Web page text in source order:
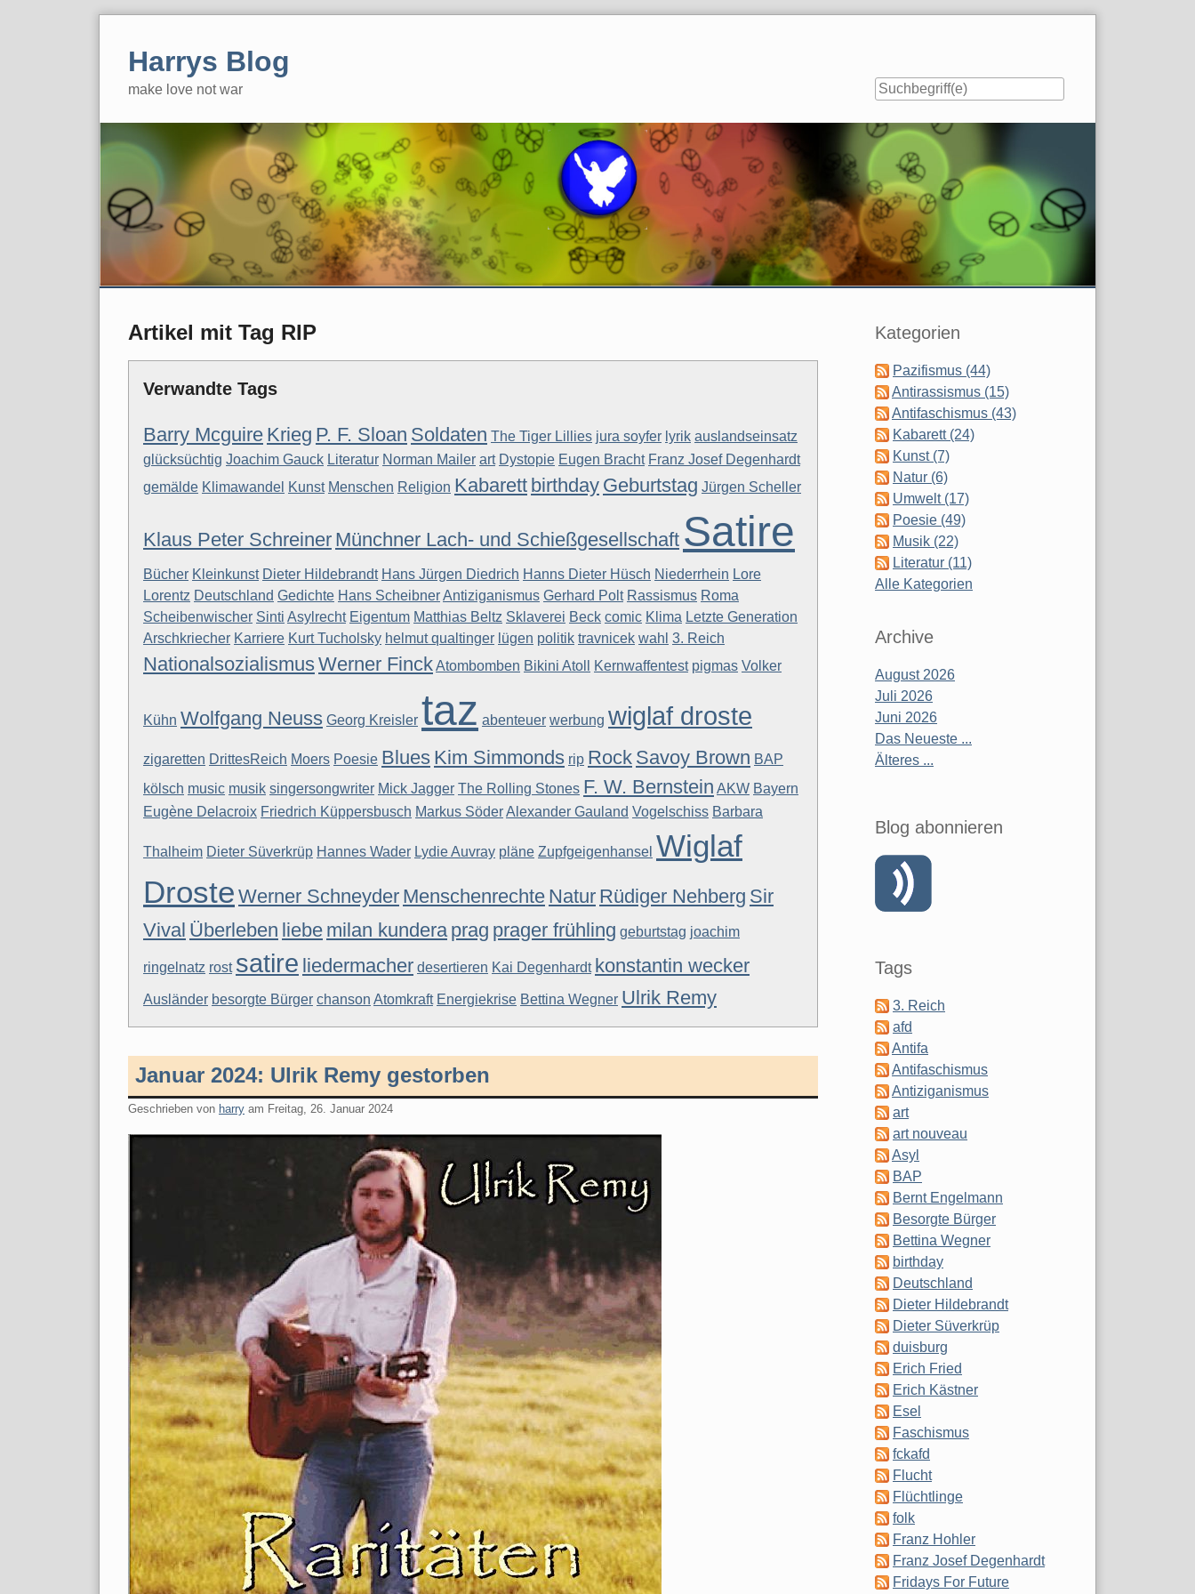
Harrys Blog
make love not war
Artikel mit Tag RIP
Verwandte Tags
Barry Mcguire Krieg P. F. Sloan Soldaten The Tiger Lillies jura soyfer lyrik auslandseinsatz
glücksüchtig Joachim Gauck Literatur Norman Mailer art Dystopie Eugen Bracht Franz Josef Degenhardt
gemälde Klimawandel Kunst Menschen Religion Kabarett birthday Geburtstag Jürgen Scheller
Klaus Peter Schreiner Münchner Lach- und Schießgesellschaft Satire
Bücher Kleinkunst Dieter Hildebrandt Hans Jürgen Diedrich Hanns Dieter Hüsch Niederrhein Lore
Lorentz Deutschland Gedichte Hans ScheibnerAntiziganismus Gerhard Polt Rassismus Roma
Scheibenwischer Sinti Asylrecht Eigentum Matthias Beltz Sklaverei Beck comic Klima Letzte Generation
Arschkriecher Karriere Kurt Tucholsky helmut qualtinger lügen politik travnicek wahl 3. Reich
NationalsozialismusWerner FinckAtombomben Bikini Atoll Kernwaffentest pigmas Volker
Kühn Wolfgang Neuss Georg Kreisler taz abenteuer werbung wiglaf droste
zigaretten DrittesReich Moers Poesie Blues Kim Simmonds rip Rock Savoy Brown BAP
kölsch music musik singersongwriter Mick Jagger The Rolling Stones F. W. Bernstein AKW Bayern
Eugène Delacroix Friedrich Küppersbusch Markus SöderAlexander Gauland Vogelschiss Barbara
Thalheim Dieter Süverkrüp Hannes Wader Lydie Auvray pläne Zupfgeigenhansel Wiglaf
Droste Werner Schneyder Menschenrechte Natur Rüdiger Nehberg Sir
Vival Überleben liebe milan kundera prag prager frühling geburtstag joachim
ringelnatz rost satire liedermacher desertieren Kai Degenhardt konstantin wecker
Ausländer besorgte Bürger chanson Atomkraft Energiekrise Bettina Wegner Ulrik Remy
Januar 2024: Ulrik Remy gestorben
Geschrieben von harry am Freitag, 26. Januar 2024
Seitenleiste
Kategorien
Pazifismus (44)
Antirassismus (15)
Antifaschismus (43)
Kabarett (24)
Kunst (7)
Natur (6)
Umwelt (17)
Poesie (49)
Musik (22)
Literatur (11)
Alle Kategorien
Archive
August 2026
Juli 2026
Juni 2026
Das Neueste ...
Älteres ...
Blog abonnieren
Tags
3. Reich
afd
Antifa
Antifaschismus
Antiziganismus
art
art nouveau
Asyl
BAP
Bernt Engelmann
Besorgte Bürger
Bettina Wegner
birthday
Deutschland
Dieter Hildebrandt
Dieter Süverkrüp
duisburg
Erich Fried
Erich Kästner
Esel
Faschismus
fckafd
Flucht
Flüchtlinge
folk
Franz Hohler
Franz Josef Degenhardt
Fridays For Future